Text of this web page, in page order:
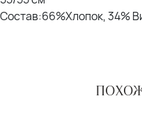
Состав:66%Хлопок, 34%